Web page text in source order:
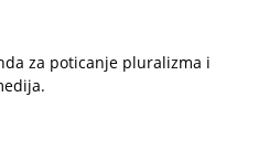
za poticanje pluralizma i